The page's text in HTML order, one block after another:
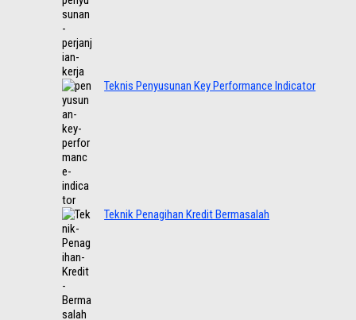
Teknis Penyusunan Key Performance Indicator
Teknik Penagihan Kredit Bermasalah